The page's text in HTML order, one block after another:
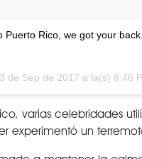
Rico, we got your
de Sep de 2017 a la(s) 8:46
varias celebridades
experimentó un